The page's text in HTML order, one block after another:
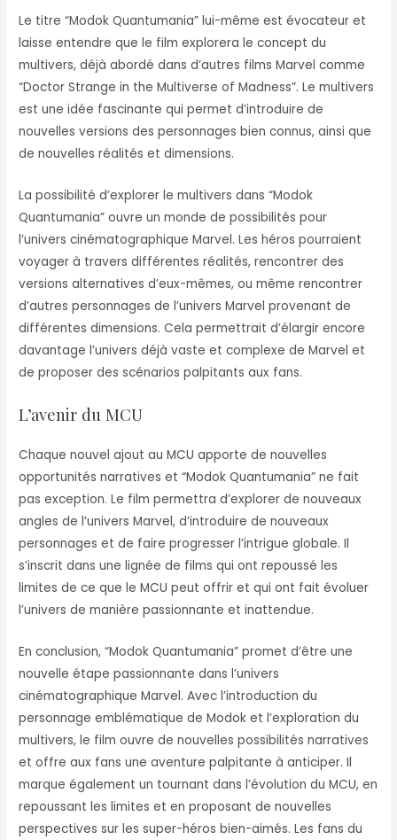
Le titre “Modok Quantumania” lui-même est évocateur et
laisse entendre que le film explorera le concept du
multivers, déjà abordé dans d’autres films Marvel comme
“Doctor Strange in the Multiverse of Madness”. Le multivers
est une idée fascinante qui permet d’introduire de
nouvelles versions des personnages bien connus, ainsi que
de nouvelles réalités et dimensions.
La possibilité d’explorer le multivers dans “Modok
Quantumania” ouvre un monde de possibilités pour
l’univers cinématographique Marvel. Les héros pourraient
voyager à travers différentes réalités, rencontrer des
versions alternatives d’eux-mêmes, ou même rencontrer
d’autres personnages de l’univers Marvel provenant de
différentes dimensions. Cela permettrait d’élargir encore
davantage l’univers déjà vaste et complexe de Marvel et
de proposer des scénarios palpitants aux fans.
L’avenir du MCU
Chaque nouvel ajout au MCU apporte de nouvelles
opportunités narratives et “Modok Quantumania” ne fait
pas exception. Le film permettra d’explorer de nouveaux
angles de l’univers Marvel, d’introduire de nouveaux
personnages et de faire progresser l’intrigue globale. Il
s’inscrit dans une lignée de films qui ont repoussé les
limites de ce que le MCU peut offrir et qui ont fait évoluer
l’univers de manière passionnante et inattendue.
En conclusion, “Modok Quantumania” promet d’être une
nouvelle étape passionnante dans l’univers
cinématographique Marvel. Avec l’introduction du
personnage emblématique de Modok et l’exploration du
multivers, le film ouvre de nouvelles possibilités narratives
et offre aux fans une aventure palpitante à anticiper. Il
marque également un tournant dans l’évolution du MCU, en
repoussant les limites et en proposant de nouvelles
perspectives sur les super-héros bien-aimés. Les fans du